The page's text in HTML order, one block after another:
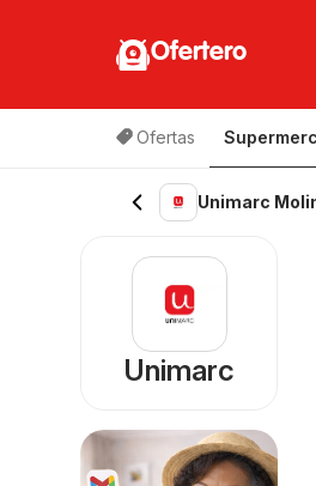
Ofertero
Ofertas
Unimarc
Unimarc